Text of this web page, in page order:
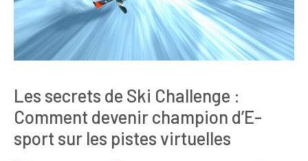
Les secrets de Ski Challenge :
Comment devenir champion d’E-
sport sur les pistes virtuelles